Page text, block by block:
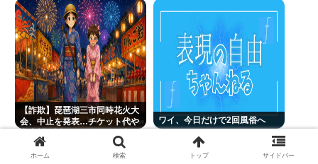
語”お受験”事情・学習法を徹底
解説
【詐欺】琵琶湖三市同時花火大
会、中止を発表…チケット代や
ワイ、今日だけで2回風俗へ
ホーム 検索 トップ サイドバー